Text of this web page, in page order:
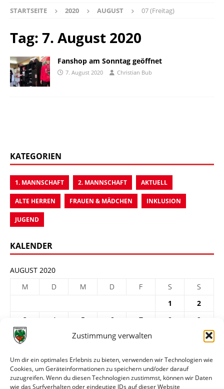
Zustimmung verwalten
Um dir ein optimales Erlebnis zu bieten, verwenden wir Technologien wie
Cookies, um Geräteinformationen zu speichern und/oder darauf
zuzugreifen. Wenn du diesen Technologien zustimmst, können wir Daten
wie das Surfverhalten oder eindeutige IDs auf dieser Website
STARTSEITE 2020 AUGUST 07 (Freitag)
Tag: 7. August 2020
Fanshop am Sonntag geöffnet
7. August 2020 Christian Bub
KATEGORIEN
1. MANNSCHAFT 2. MANNSCHAFT AKTUELL
ALTE HERREN FRAUEN & MÄDCHEN INKLUSION
JUGEND
KALENDER
AUGUST 2020
M
D M D F S
S
1
2
3
4 5 6 7 8
9
10
12 13 14
24
25 26 27 28 29
31